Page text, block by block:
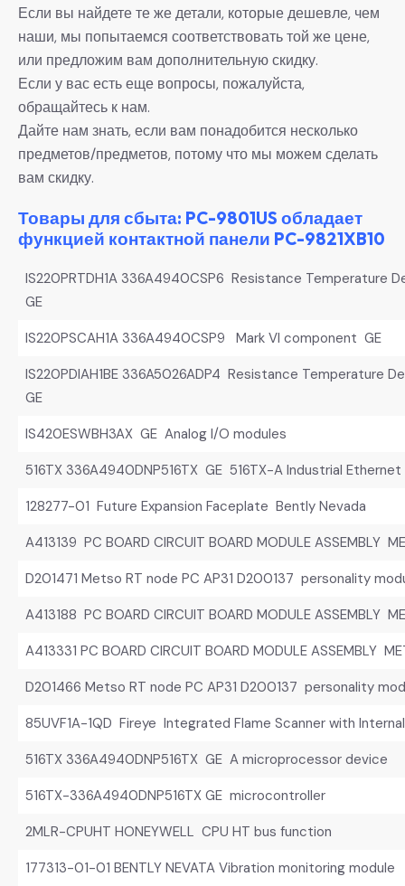
Если вы найдете те же детали, которые дешевле, чем
наши, мы попытаемся соответствовать той же цене,
или предложим вам дополнительную скидку.
Если у вас есть еще вопросы, пожалуйста,
обращайтесь к нам.
Дайте нам знать, если вам понадобится несколько
предметов/предметов, потому что мы можем сделать
вам скидку.
Товары для сбыта: PC-9801US обладает
функцией контактной панели PC-9821XB10
IS220PRTDH1A 336A4940CSP6 Resistance Temperature
GE
IS220PSCAH1A 336A4940CSP9 Mark VI component GE
IS220PDIAH1BE 336A5026ADP4 Resistance Temperature
GE
IS420ESWBH3AX GE Analog I/O modules
516TX 336A4940DNP516TX GE 516TX-A Industrial
128277-01 Future Expansion Faceplate Bently Nevada
A413139 PC BOARD CIRCUIT BOARD MODULE ASSEMBLY
D201471 Metso RT node PC AP31 D200137 personality
A413188 PC BOARD CIRCUIT BOARD MODULE ASSEMBLY
A413331 PC BOARD CIRCUIT BOARD MODULE ASSEMBLY
D201466 Metso RT node PC AP31 D200137 personality
85UVF1A-1QD Fireye Integrated Flame Scanner with
516TX 336A4940DNP516TX GE A microprocessor device
516TX-336A4940DNP516TX GE microcontroller
2MLR-CPUHT HONEYWELL CPU HT bus function
177313-01-01 BENTLY NEVATA Vibration monitoring module